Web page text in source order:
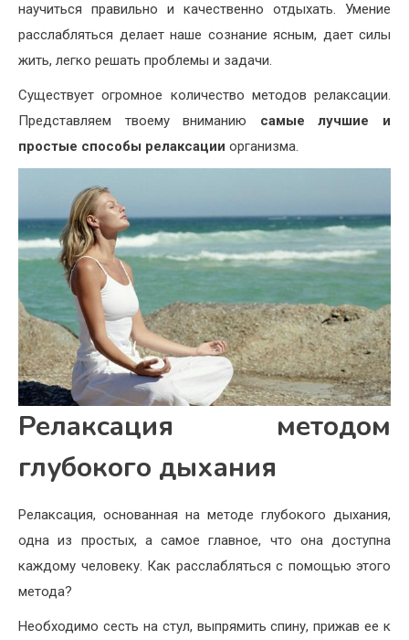
научиться правильно и качественно отдыхать. Умение
расслабляться делает наше сознание ясным, дает силы
жить, легко решать проблемы и задачи.
Существует огромное количество методов релаксации.
Представляем твоему вниманию самые лучшие и
простые способы релаксации организма.
Релаксация методом
глубокого дыхания
Релаксация, основанная на методе глубокого дыхания,
одна из простых, а самое главное, что она доступна
каждому человеку. Как расслабляться с помощью этого
метода?
Необходимо сесть на стул, выпрямить спину, прижав ее к